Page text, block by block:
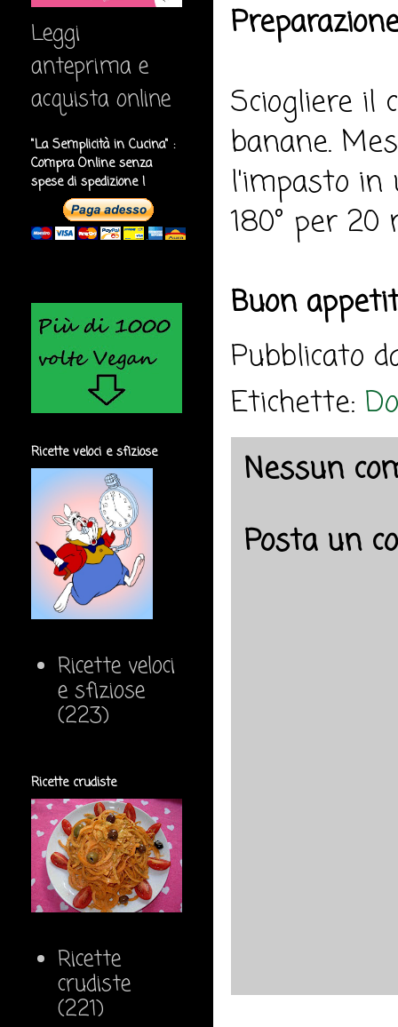
Sciogliere il
banane.
l'impasto in
180° per 20
Buon
Pubblicato
Etichette:
Nessun
Posta un
Leggi
anteprima e
acquista online
"La Semplicità in Cucina" :
Compra Online senza
spese di spedizione !
Ricette veloci e sfiziose
Ricette veloci
e sfiziose
(223)
Ricette crudiste
Ricette
crudiste
(221)